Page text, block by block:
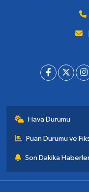
Hava Durumu
Puan Durumu ve
Son Dakika